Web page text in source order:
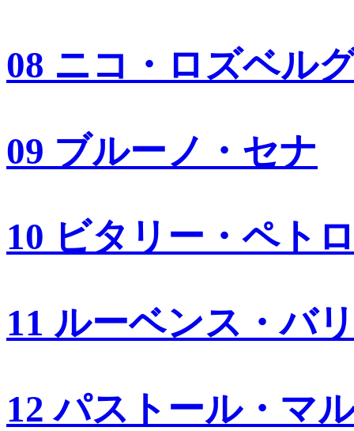
08 ニコ・ロズベル
09 ブルーノ・セナ
10 ビタリー・ペト
11 ルーベンス・バ
12 パストール・マ